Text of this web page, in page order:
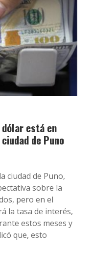
está en
de Puno
ciudad de Puno,
sobre la
pero en el
la tasa de interés,
estos meses y
que, esto